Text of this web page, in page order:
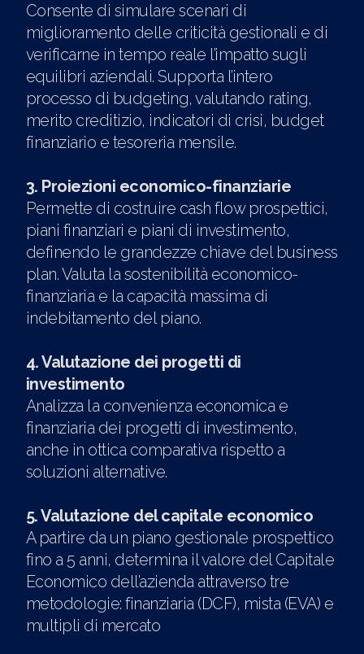
Consente di simulare scenari di
miglioramento delle criticità gestionali e di
verificarne in tempo reale l’impatto sugli
equilibri aziendali. Supporta l’intero
processo di budgeting, valutando rating,
merito creditizio, indicatori di crisi, budget
finanziario e tesoreria mensile.
3. Proiezioni economico-finanziarie
Permette di costruire cash flow prospettici,
piani finanziari e piani di investimento,
definendo le grandezze chiave del business
plan. Valuta la sostenibilità economico-
finanziaria e la capacità massima di
indebitamento del piano.
4. Valutazione dei progetti di
investimento
Analizza la convenienza economica e
finanziaria dei progetti di investimento,
anche in ottica comparativa rispetto a
soluzioni alternative.
5. Valutazione del capitale economico
A partire da un piano gestionale prospettico
fino a 5 anni, determina il valore del Capitale
Economico dell’azienda attraverso tre
metodologie: finanziaria (DCF), mista (EVA) e
multipli di mercato